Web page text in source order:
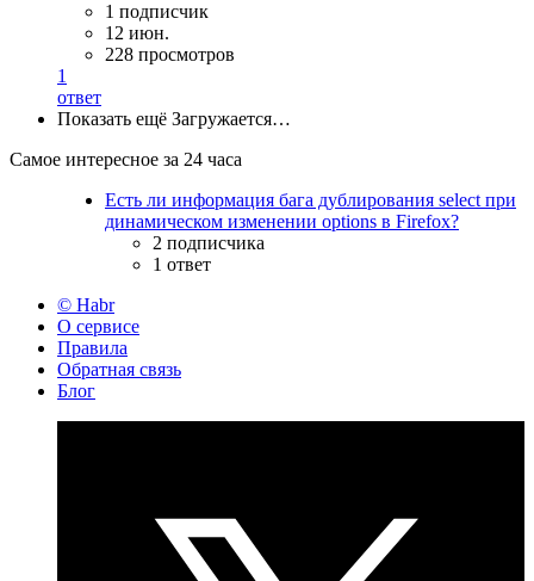
1 подписчик
12 июн.
228 просмотров
1
ответ
Показать ещё Загружается…
Самое интересное за 24 часа
Есть ли информация бага дублирования select при
динамическом изменении options в Firefox?
2 подписчика
1 ответ
© Habr
О сервисе
Правила
Обратная связь
Блог